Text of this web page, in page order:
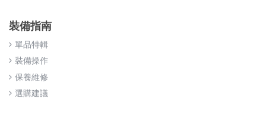
裝備指南
單品特輯
裝備操作
保養維修
選購建議